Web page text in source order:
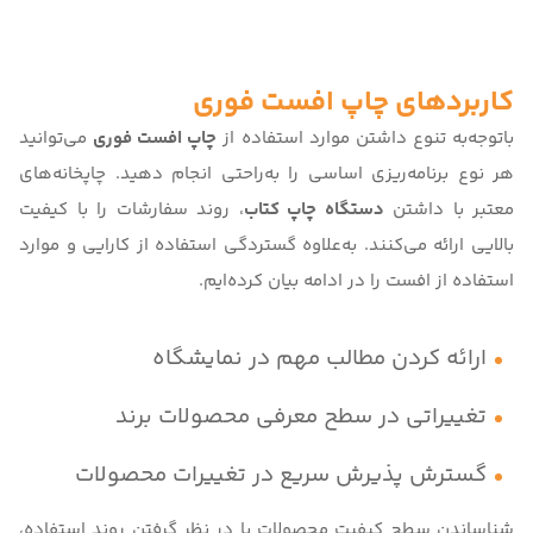
کاربردهای چاپ افست فوری
باتوجه‌به تنوع داشتن موارد استفاده از چاپ افست فوری می‌توانید
هر نوع برنامه‌ریزی اساسی را به‌راحتی انجام دهید. چاپخانه‌های
معتبر با داشتن دستگاه چاپ کتاب، روند سفارشات را با کیفیت
بالایی ارائه می‌کنند. به‌علاوه گستردگی استفاده از کارایی و موارد
استفاده از افست را در ادامه بیان کرده‌ایم.
ارائه کردن مطالب مهم در نمایشگاه
تغییراتی در سطح معرفی محصولات برند
گسترش پذیرش سریع در تغییرات محصولات